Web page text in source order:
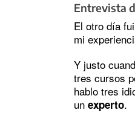
Entrevista
El otro día
mi
Y justo
tres cursos
hablo tres
un experto.